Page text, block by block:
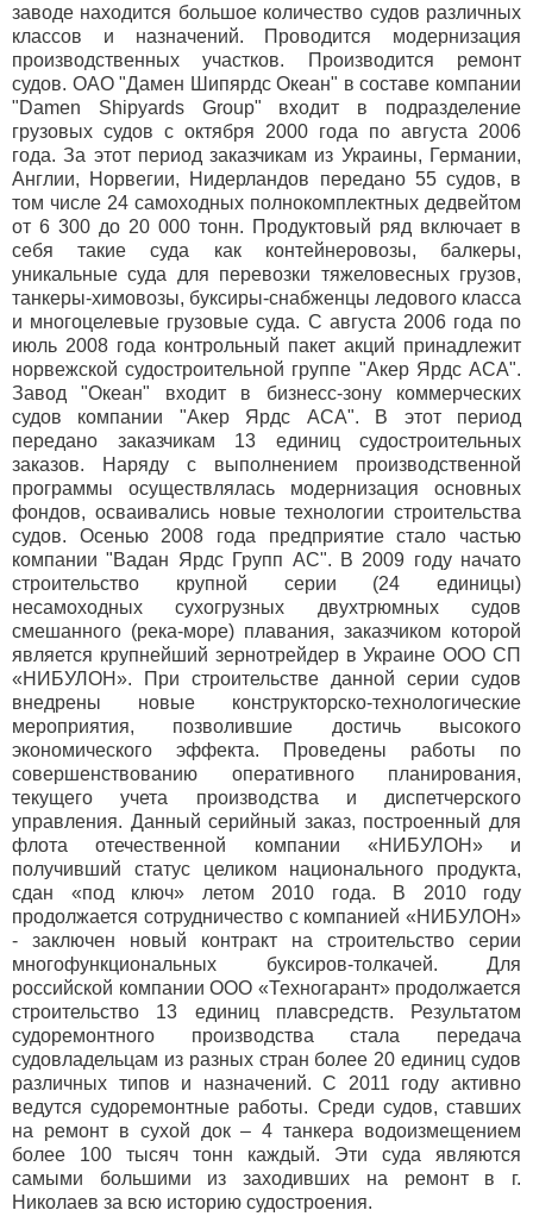
заводе находится большое количество судов различных
классов и назначений. Проводится модернизация
производственных участков. Производится ремонт
судов. ОАО "Дамен Шипярдс Океан" в составе компании
"Damen Shipyards Group" входит в подразделение
грузовых судов с октября 2000 года по августа 2006
года. За этот период заказчикам из Украины, Германии,
Англии, Норвегии, Нидерландов передано 55 судов, в
том числе 24 самоходных полнокомплектных дедвейтом
от 6 300 до 20 000 тонн. Продуктовый ряд включает в
себя такие суда как контейнеровозы, балкеры,
уникальные суда для перевозки тяжеловесных грузов,
танкеры-химовозы, буксиры-снабженцы ледового класса
и многоцелевые грузовые суда. С августа 2006 года по
июль 2008 года контрольный пакет акций принадлежит
норвежской судостроительной группе "Акер Ярдс АСА".
Завод "Океан" входит в бизнесс-зону коммерческих
судов компании "Акер Ярдс АСА". В этот период
передано заказчикам 13 единиц судостроительных
заказов. Наряду с выполнением производственной
программы осуществлялась модернизация основных
фондов, осваивались новые технологии строительства
судов. Осенью 2008 года предприятие стало частью
компании "Вадан Ярдс Групп АС". В 2009 году начато
строительство крупной серии (24 единицы)
несамоходных сухогрузных двухтрюмных судов
смешанного (река-море) плавания, заказчиком которой
является крупнейший зернотрейдер в Украине ООО СП
«НИБУЛОН». При строительстве данной серии судов
внедрены новые конструкторско-технологические
мероприятия, позволившие достичь высокого
экономического эффекта. Проведены работы по
совершенствованию оперативного планирования,
текущего учета производства и диспетчерского
управления. Данный серийный заказ, построенный для
флота отечественной компании «НИБУЛОН» и
получивший статус целиком национального продукта,
сдан «под ключ» летом 2010 года. В 2010 году
продолжается сотрудничество с компанией «НИБУЛОН»
- заключен новый контракт на строительство серии
многофункциональных буксиров-толкачей. Для
российской компании ООО «Техногарант» продолжается
строительство 13 единиц плавсредств. Результатом
судоремонтного производства стала передача
судовладельцам из разных стран более 20 единиц судов
различных типов и назначений. С 2011 году активно
ведутся судоремонтные работы. Среди судов, ставших
на ремонт в сухой док – 4 танкера водоизмещением
более 100 тысяч тонн каждый. Эти суда являются
самыми большими из заходивших на ремонт в г.
Николаев за всю историю судостроения.